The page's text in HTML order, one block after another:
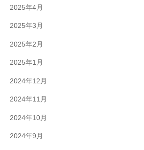
2025年4月
2025年3月
2025年2月
2025年1月
2024年12月
2024年11月
2024年10月
2024年9月